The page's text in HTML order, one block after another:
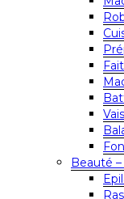
Beauté